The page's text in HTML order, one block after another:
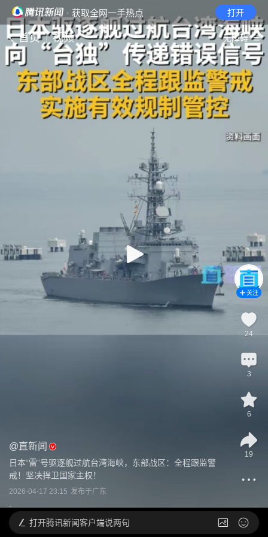
· 获取全网一手热点 打开
首页 视频 无障碍
@直新闻
日本“雷”号驱逐舰过航台湾海峡，东部战区：全程跟监警
戒！坚决捍卫国家主权！
2026-04-17 23:15 发布于广东
关注
24
3
6
19
打开腾讯新闻客户端说两句